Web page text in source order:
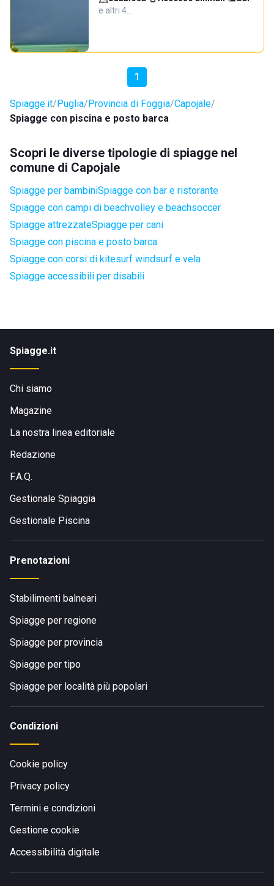
e altri 4…
1
Spiagge.it Puglia Provincia di Foggia Capojale
Spiagge con piscina e posto barca
Scopri le diverse tipologie di spiagge nel
comune di Capojale
Spiagge per bambiniSpiagge con bar e ristorante
Spiagge con campi di beachvolley e beachsoccer
Spiagge attrezzateSpiagge per cani
Spiagge con piscina e posto barca
Spiagge con corsi di kitesurf windsurf e vela
Spiagge accessibili per disabili
Spiagge.it
Chi siamo
Magazine
La nostra linea editoriale
Redazione
F.A.Q.
Gestionale Spiaggia
Gestionale Piscina
Prenotazioni
Stabilimenti balneari
Spiagge per regione
Spiagge per provincia
Spiagge per tipo
Spiagge per località più popolari
Condizioni
Cookie policy
Privacy policy
Termini e condizioni
Gestione cookie
Accessibilità digitale